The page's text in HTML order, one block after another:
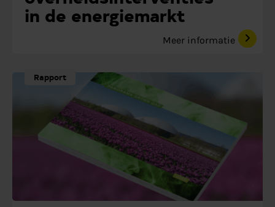
in de energiemarkt
Meer informatie
Rapport